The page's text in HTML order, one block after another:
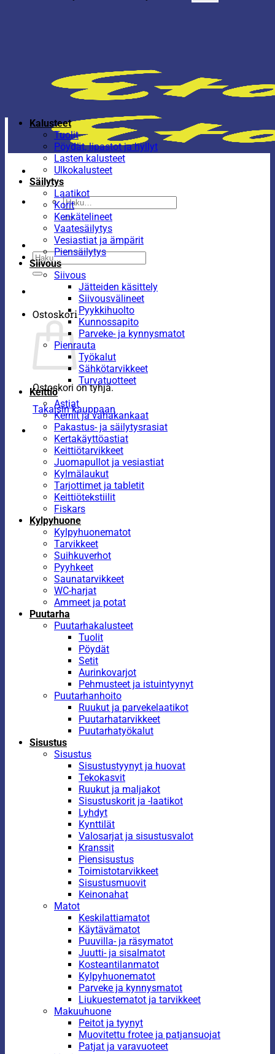
Etsi:
Etsi:
Ostoskori
Ostoskori on tyhjä.
Takaisin kauppaan
Kalusteet
Tuolit
Pöydät, lipastot ja hyllyt
Lasten kalusteet
Ulkokalusteet
Säilytys
Laatikot
Korit
Kenkätelineet
Vaatesäilytys
Vesiastiat ja ämpärit
Piensäilytys
Siivous
Siivous
Jätteiden käsittely
Siivousvälineet
Pyykkihuolto
Kunnossapito
Parveke- ja kynnysmatot
Pienrauta
Työkalut
Sähkötarvikkeet
Turvatuotteet
Keittiö
Astiat
Kernit ja vahakankaat
Pakastus- ja säilytysrasiat
Kertakäyttöastiat
Keittiötarvikkeet
Juomapullot ja vesiastiat
Kylmälaukut
Tarjottimet ja tabletit
Keittiötekstiilit
Fiskars
Kylpyhuone
Kylpyhuonematot
Tarvikkeet
Suihkuverhot
Pyyhkeet
Saunatarvikkeet
WC-harjat
Ammeet ja potat
Puutarha
Puutarhakalusteet
Tuolit
Pöydät
Setit
Aurinkovarjot
Pehmusteet ja istuintyynyt
Puutarhanhoito
Ruukut ja parvekelaatikot
Puutarhatarvikkeet
Puutarhatyökalut
Sisustus
Sisustus
Sisustustyynyt ja huovat
Tekokasvit
Ruukut ja maljakot
Sisustuskorit ja -laatikot
Lyhdyt
Kynttilät
Valosarjat ja sisustusvalot
Kranssit
Piensisustus
Toimistotarvikkeet
Sisustusmuovit
Keinonahat
Matot
Keskilattiamatot
Käytävämatot
Puuvilla- ja räsymatot
Juutti- ja sisalmatot
Kosteantilanmatot
Kylpyhuonematot
Parveke ja kynnysmatot
Liukuestematot ja tarvikkeet
Makuuhuone
Peitot ja tyynyt
Muovitettu frotee ja patjansuojat
Patjat ja varavuoteet